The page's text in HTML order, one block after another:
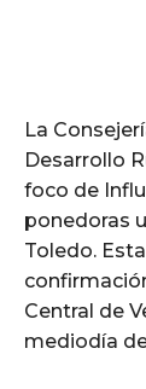
La
Desarrollo
foco de
ponedoras
Toledo.
Central de
mediodía